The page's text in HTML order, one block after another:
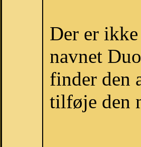
Der er
navnet
finder den
tilføje den